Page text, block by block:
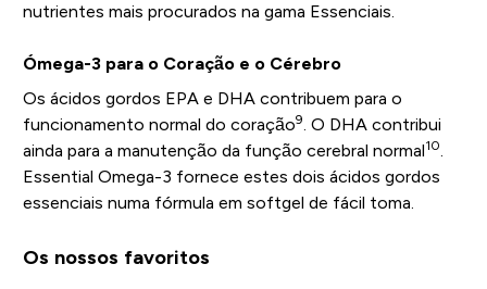
nutrientes mais procurados na gama Essenciais.
Ómega-3 para o Coração e o Cérebro
Os ácidos gordos EPA e DHA contribuem para o
funcionamento normal do coração9 . O DHA contribui
ainda para a manutenção da função cerebral normal10
Essential Omega-3 fornece estes dois ácidos gordos
essenciais numa fórmula em softgel de fácil toma.
Os nossos favoritos